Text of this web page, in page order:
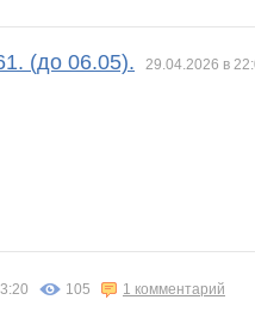
(до 06.05). 29.04.2026 в
105 1 комментарий